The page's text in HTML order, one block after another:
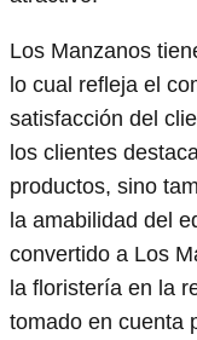
Los Manzanos
lo cual refleja el
satisfacción del
los clientes
productos, sino
la amabilidad del
convertido a Los
la floristería en la
tomado en cuenta